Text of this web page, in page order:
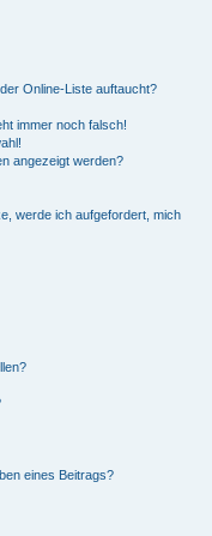
Online-Liste auftaucht?
immer noch falsch!
angezeigt werden?
werde ich aufgefordert, mich
eines Beitrags?